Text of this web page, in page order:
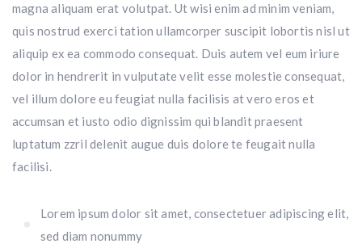
magna aliquam erat volutpat. Ut wisi enim ad minim veniam,
quis nostrud exerci tation ullamcorper suscipit lobortis nisl ut
aliquip ex ea commodo consequat. Duis autem vel eum iriure
dolor in hendrerit in vulputate velit esse molestie consequat,
vel illum dolore eu feugiat nulla facilisis at vero eros et
accumsan et iusto odio dignissim qui blandit praesent
luptatum zzril delenit augue duis dolore te feugait nulla
facilisi.
Lorem ipsum dolor sit amet, consectetuer adipiscing elit,
sed diam nonummy